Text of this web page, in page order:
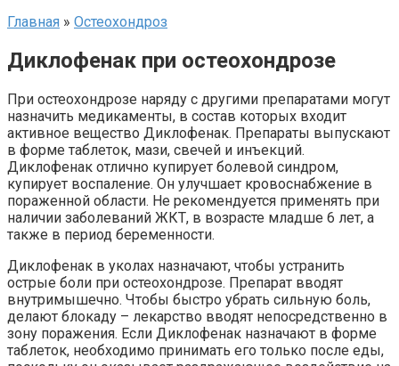
Главная » Остеохондроз
Диклофенак при остеохондрозе
При остеохондрозе наряду с другими препаратами могут
назначить медикаменты, в состав которых входит
активное вещество Диклофенак. Препараты выпускают
в форме таблеток, мази, свечей и инъекций.
Диклофенак отлично купирует болевой синдром,
купирует воспаление. Он улучшает кровоснабжение в
пораженной области. Не рекомендуется применять при
наличии заболеваний ЖКТ, в возрасте младше 6 лет, а
также в период беременности.
Диклофенак в уколах назначают, чтобы устранить
острые боли при остеохондрозе. Препарат вводят
внутримышечно. Чтобы быстро убрать сильную боль,
делают блокаду – лекарство вводят непосредственно в
зону поражения. Если Диклофенак назначают в форме
таблеток, необходимо принимать его только после еды,